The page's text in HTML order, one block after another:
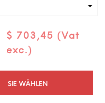
$ 703,45 (Vat
exc.)
SIE WÄHLEN